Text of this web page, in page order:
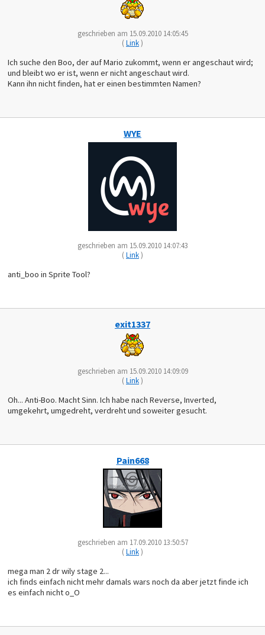
geschrieben am 15.09.2010 14:05:45
(Link)
Ich suche den Boo, der auf Mario zukommt, wenn er angeschaut wird;
und bleibt wo er ist, wenn er nicht angeschaut wird.
Kann ihn nicht finden, hat er einen bestimmten Namen?
WYE
geschrieben am 15.09.2010 14:07:43
(Link)
anti_boo in Sprite Tool?
exit1337
geschrieben am 15.09.2010 14:09:09
(Link)
Oh... Anti-Boo. Macht Sinn. Ich habe nach Reverse, Inverted,
umgekehrt, umgedreht, verdreht und soweiter gesucht.
Pain668
geschrieben am 17.09.2010 13:50:57
(Link)
mega man 2 dr wily stage 2...
ich finds einfach nicht mehr damals wars noch da aber jetzt finde ich
es einfach nicht o_O